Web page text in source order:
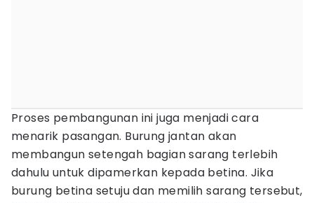
Proses pembangunan ini juga menjadi cara
menarik pasangan. Burung jantan akan
membangun setengah bagian sarang terlebih
dahulu untuk dipamerkan kepada betina. Jika
burung betina setuju dan memilih sarang tersebut,